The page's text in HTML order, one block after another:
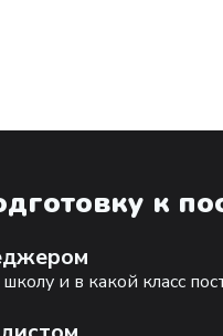
к
и в какой класс